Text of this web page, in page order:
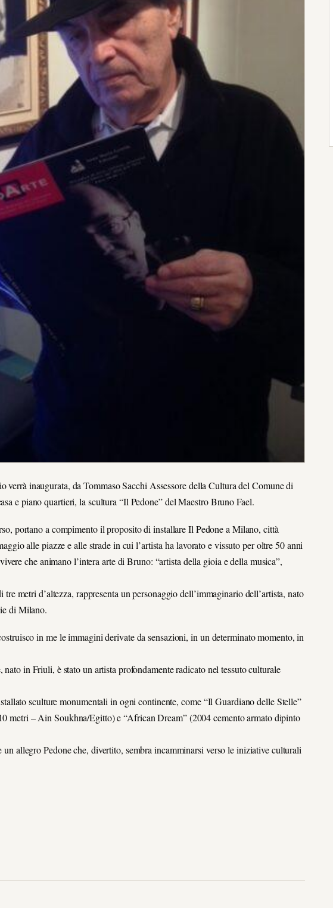
inaugurata, da Tommaso Sacchi Assessore della Cultura del Comune di
e piano quartieri, la scultura “Il Pedone” del Maestro Bruno Fael.
portano a compimento il proposito di installare Il Pedone a Milano, città
alle piazze e alle strade in cui l’artista ha lavorato e vissuto per oltre 50 anni
che animano l’intera arte di Bruno: “artista della gioia e della musica”,
metri d’altezza, rappresenta un personaggio dell’immaginario dell’artista, nato
di Milano.
in me le immagini derivate da sensazioni, in un determinato momento, in
in Friuli, è stato un artista profondamente radicato nel tessuto culturale
sculture monumentali in ogni continente, come “Il Guardiano delle Stelle”
metri – Ain Soukhna/Egitto) e “African Dream” (2004 cemento armato dipinto
allegro Pedone che, divertito, sembra incamminarsi verso le iniziative culturali